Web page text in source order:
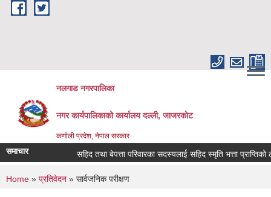
Skip to main content
नलगाड नगरपालिका
नगर कार्यपालिकाको कार्यालय दल्ली, जाजरकाेट
कर्णाली प्रदेश, नेपाल सरकार
समाचार सहिद तथा बेपत्ता परिवारका सदस्यलाई सहिद स्मृति भत्ता प्राप्तिको
You are here
Home » प्रतिवेदन » सार्वजनिक परीक्षण